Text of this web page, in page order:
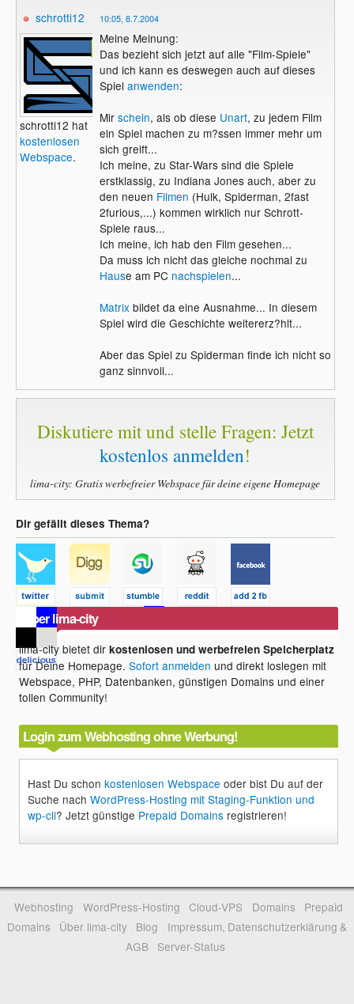
schrotti12
schrotti12 hat
kostenlosen
Webspace.
10:05, 8.7.2004
Meine Meinung:
Das bezieht sich jetzt auf alle "Film-Spiele"
und ich kann es deswegen auch auf dieses
Spiel anwenden:
Mir schein, als ob diese Unart, zu jedem Film
ein Spiel machen zu m?ssen immer mehr um
sich greift...
Ich meine, zu Star-Wars sind die Spiele
erstklassig, zu Indiana Jones auch, aber zu
den neuen Filmen (Hulk, Spiderman, 2fast
2furious,...) kommen wirklich nur Schrott-
Spiele raus...
Ich meine, ich hab den Film gesehen...
Da muss ich nicht das gleiche nochmal zu
Hause am PC nachspielen...
Matrixbildet da eine Ausnahme... In diesem
Spiel wird die Geschichte weitererz?hlt...
Aber das Spiel zu Spiderman finde ich nicht so
ganz sinnvoll...
Diskutiere mit und stelle Fragen: Jetzt
kostenlos anmelden!
lima-city: Gratis werbefreier Webspace für deine eigene Homepage
Dir gefällt dieses Thema?
Über lima-city
lima-city bietet dirkostenlosen und werbefreien Speicherplatz
für Deine Homepage.Sofort anmelden und direkt loslegen mit
Webspace, PHP, Datenbanken, günstigen Domains und einer
tollen Community!
Login zum Webhosting ohne Werbung!
Hast Du schonkostenlosen Webspace oder bist Du auf der
Suche nachWordPress-Hosting mit Staging-Funktion und
wp-cli? Jetzt günstige Prepaid Domains registrieren!
Webhosting WordPress-Hosting Cloud-VPS Domains
Prepaid
Domains
Über lima-city Blog
Impressum, Datenschutzerklärung &
AGB
Server-Status